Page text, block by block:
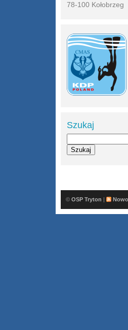
78-100 Kołobrzeg
Szukaj
© OSP Tryton |